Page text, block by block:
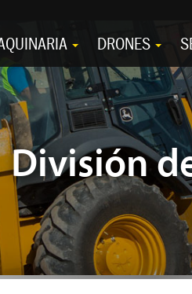
DRONES
División